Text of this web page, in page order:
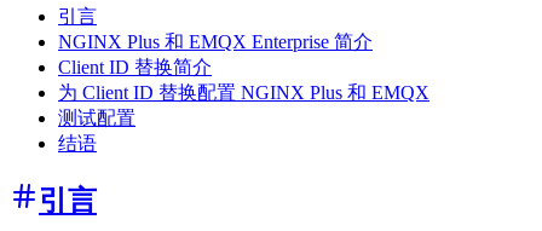
引言
NGINX Plus 和 EMQX Enterprise 简介
Client ID 替换简介
为 Client ID 替换配置 NGINX Plus 和 EMQX
测试配置
结语
引言